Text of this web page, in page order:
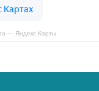
— Яндекс Карты